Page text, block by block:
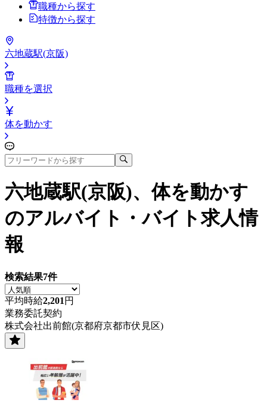
職種から探す
特徴から探す
六地蔵駅(京阪)
職種を選択
体を動かす
六地蔵駅(京阪)、体を動かす
のアルバイト・バイト求人情
報
検索結果7件
平均時給2,201 円
業務委託契約
株式会社出前館(京都府京都市伏見区)